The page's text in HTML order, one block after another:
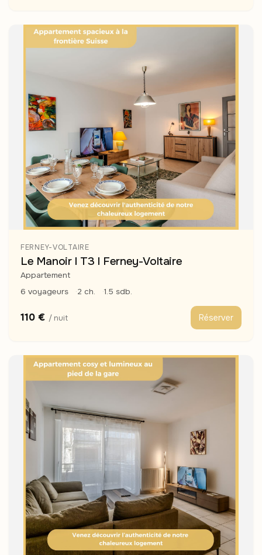
FERNEY-VOLTAIRE
Le Manoir I T3 I Ferney-Voltaire
Appartement
6 voyageurs
2 ch. 1.5 sdb.
110 € / nuit Réserver